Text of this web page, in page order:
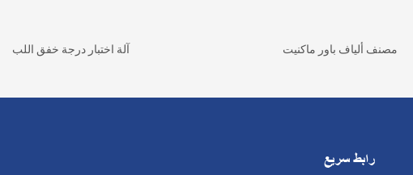
آلة اختبار درجة خفق اللب مصنف ألياف باور ماكنيت
رابط سريع